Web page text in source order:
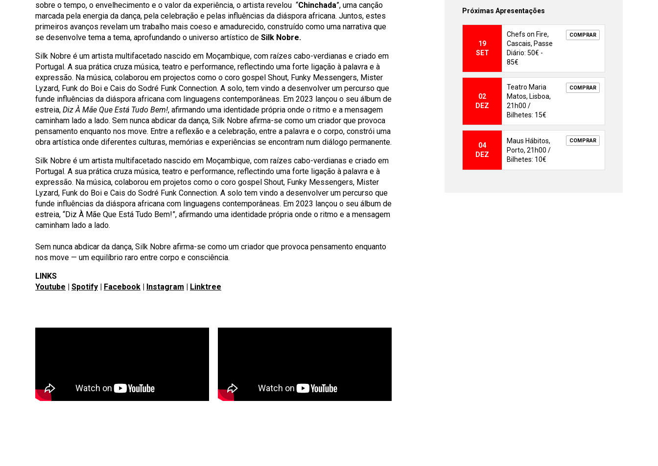
sobre o tempo, o envelhecimento e o valor da experiência, o artista revelou “Chinchada”, uma canção
marcada pela energia da dança, pela celebração e pelas influências da diáspora africana. Juntos, estes
primeiros avanços revelam um trabalho mais coeso e amadurecido, construído como uma narrativa que
se desenvolve tema a tema, aprofundando o universo artístico de Silk Nobre.
Silk Nobre é um artista multifacetado nascido em Moçambique, com raízes cabo-verdianas e criado em
Portugal. A sua prática cruza música, teatro e performance, reflectindo uma forte ligação à palavra e à
expressão. Na música, colaborou em projectos como o coro gospel Shout, Funky Messengers, Mister
Lyzard, Funk do Boi e Cais do Sodré Funk Connection. A solo, tem vindo a desenvolver um percurso que
funde influências da diáspora africana com linguagens contemporâneas. Em 2023 lançou o seu álbum de
estreia, Diz À Mãe Que Está Tudo Bem!, afirmando uma identidade própria onde o ritmo e a mensagem
caminham lado a lado. Sem nunca abdicar da dança, Silk Nobre afirma-se como um criador que provoca
pensamento enquanto nos move. Entre a reflexão e a celebração, entre a palavra e o corpo, constrói uma
obra artística onde diferentes culturas, memórias e experiências se encontram num diálogo permanente.
Silk Nobre é um artista multifacetado nascido em Moçambique, com raízes cabo-verdianas e criado em
Portugal. A sua prática cruza música, teatro e performance, reflectindo uma forte ligação à palavra e à
expressão. Na música, colaborou em projetos como o coro gospel Shout, Funky Messengers, Mister
Lyzard, Funk do Boi e Cais do Sodré Funk Connection. A solo tem vindo a desenvolver um percurso que
funde influências da diáspora africana com linguagens contemporâneas. Em 2023 lançou o seu álbum de
estreia, “Diz À Mãe Que Está Tudo Bem!”, afirmando uma identidade própria onde o ritmo e a mensagem
caminham lado a lado.
Sem nunca abdicar da dança, Silk Nobre afirma-se como um criador que provoca pensamento enquanto
nos move — um equilíbrio raro entre corpo e consciência.
LINKS
Youtube
Spotify Facebook Instagram Linktree
Próximas Apresentações
19
SET
Chefs on Fire,
Cascais, Passe
Diário: 50€ -
85€
COMPRAR
02
DEZ
Teatro Maria
Matos, Lisboa,
21h00 /
Bilhetes: 15€
COMPRAR
04
DEZ
Maus Hábitos,
Porto, 21h00 /
Bilhetes: 10€
COMPRAR